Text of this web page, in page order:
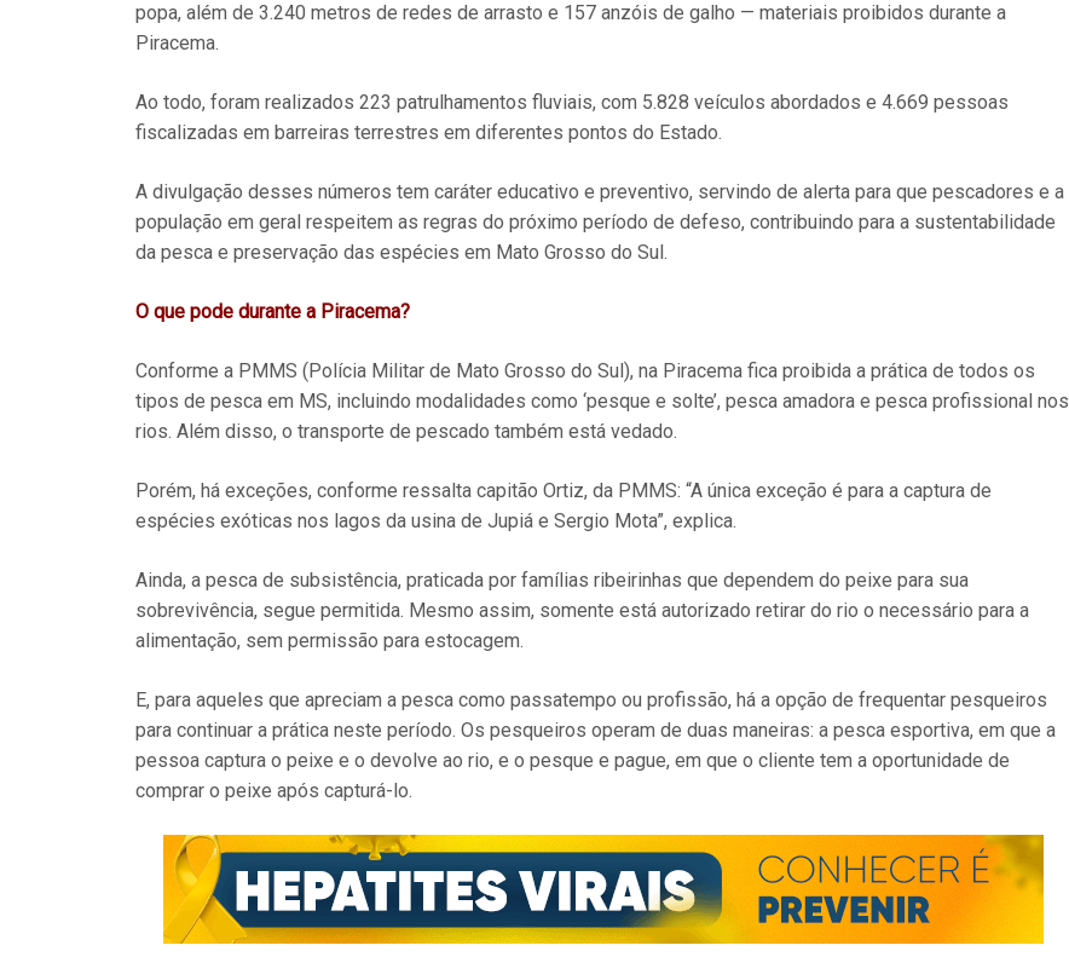
popa, além de 3.240 metros de redes de arrasto e 157 anzóis de galho — materiais proibidos durante a
Piracema.
Ao todo, foram realizados 223 patrulhamentos fluviais, com 5.828 veículos abordados e 4.669 pessoas
fiscalizadas em barreiras terrestres em diferentes pontos do Estado.
A divulgação desses números tem caráter educativo e preventivo, servindo de alerta para que pescadores e a
população em geral respeitem as regras do próximo período de defeso, contribuindo para a sustentabilidade
da pesca e preservação das espécies em Mato Grosso do Sul.
O que pode durante a Piracema?
Conforme a PMMS (Polícia Militar de Mato Grosso do Sul), na Piracema fica proibida a prática de todos os
tipos de pesca em MS, incluindo modalidades como ‘pesque e solte’, pesca amadora e pesca profissional nos
rios. Além disso, o transporte de pescado também está vedado.
Porém, há exceções, conforme ressalta capitão Ortiz, da PMMS: “A única exceção é para a captura de
espécies exóticas nos lagos da usina de Jupiá e Sergio Mota”, explica.
Ainda, a pesca de subsistência, praticada por famílias ribeirinhas que dependem do peixe para sua
sobrevivência, segue permitida. Mesmo assim, somente está autorizado retirar do rio o necessário para a
alimentação, sem permissão para estocagem.
E, para aqueles que apreciam a pesca como passatempo ou profissão, há a opção de frequentar pesqueiros
para continuar a prática neste período. Os pesqueiros operam de duas maneiras: a pesca esportiva, em que a
pessoa captura o peixe e o devolve ao rio, e o pesque e pague, em que o cliente tem a oportunidade de
comprar o peixe após capturá-lo.